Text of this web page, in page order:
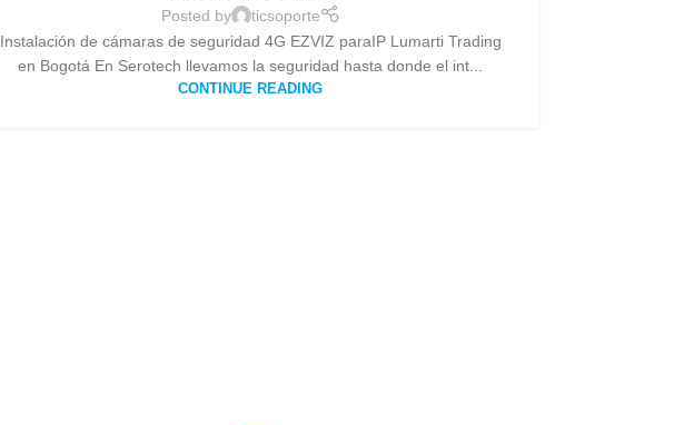
Posted by
ticsoporte
Instalación de cámaras de seguridad 4G EZVIZ paraIP Lumarti Trading
en Bogotá En Serotech llevamos la seguridad hasta donde el int...
CONTINUE READING